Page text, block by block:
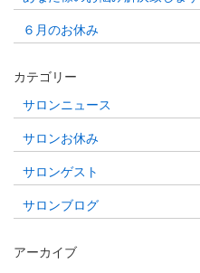
６月のお休み
カテゴリー
サロンニュース
サロンお休み
サロンゲスト
サロンブログ
アーカイブ